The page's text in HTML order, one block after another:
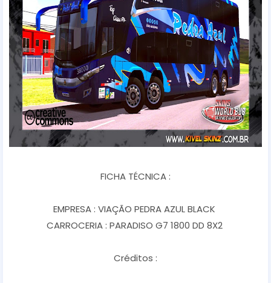
FICHA TÉCNICA :
EMPRESA : VIAÇÃO PEDRA AZUL BLACK
CARROCERIA : PARADISO G7 1800 DD 8X2
Créditos :